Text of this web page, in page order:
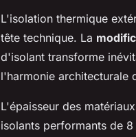
L'isolation thermique
tête technique. La
d'isolant transforme
l'harmonie architecturale
L'épaisseur des
isolants performants de